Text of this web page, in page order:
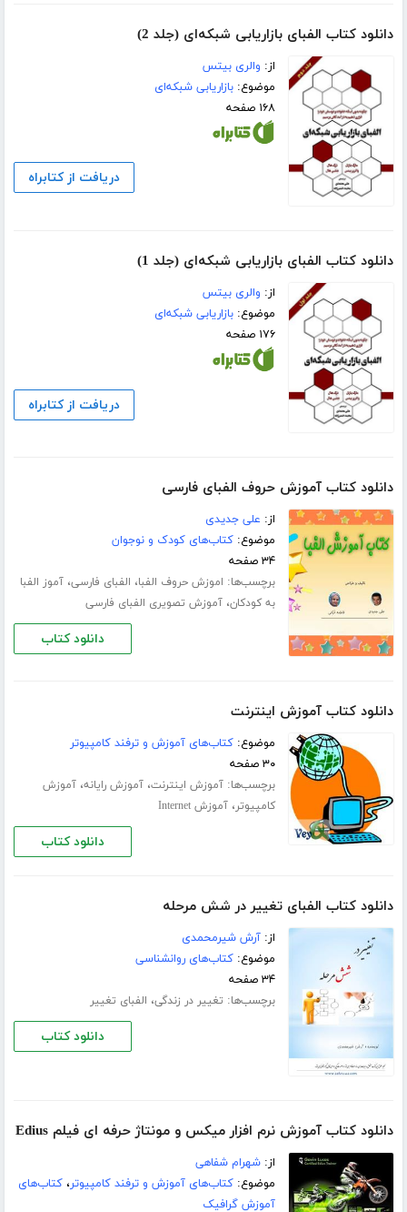
دانلود کتاب الفبای بازاریابی شبکه‌ای (جلد 2)
از: والری بیتس
موضوع:بازاریابی شبکه‌ای
۱۶۸ صفحه
دریافت از کتابراه
دانلود کتاب الفبای بازاریابی شبکه‌ای (جلد 1)
از: والری بیتس
موضوع:بازاریابی شبکه‌ای
۱۷۶ صفحه
دریافت از کتابراه
دانلود کتاب آموزش حروف الفبای فارسی
از: علی جدیدی
موضوع:کتاب‌های کودک و نوجوان
۳۴ صفحه
برچسب‌ها: اموزش حروف الفبا، الفبای فارسی،آموز الفبا
به کودکان،آموزش تصویری الفبای فارسی
دانلود کتاب
دانلود کتاب آموزش اینترنت
موضوع:کتاب‌های آموزش و ترفند کامپیوتر
۳۰ صفحه
برچسب‌ها:آموزش اینترنت،آموزش رایانه،آموزش
کامپیوتر،آموزش Internet
دانلود کتاب
دانلود کتاب الفبای تغییر در شش مرحله
از:آرش شیرمحمدی
موضوع:کتاب‌های روانشناسی
۳۴ صفحه
برچسب‌ها: تغییر در زندگی، الفبای تغییر
دانلود کتاب
دانلود کتاب آموزش نرم افزار میکس و مونتاژ حرفه ای فیلم Edius
از:شهرام شفاهی
موضوع:کتاب‌های آموزش و ترفند کامپیوتر،کتاب‌های
آموزش گرافیک